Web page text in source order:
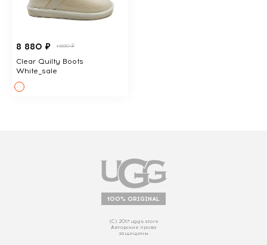
8 880 ₽ 13690 ₽
Clear Quilty Boots
White_sale
100% ORIGINAL
(С) 2017 uggs.store
Авторские права
защищены